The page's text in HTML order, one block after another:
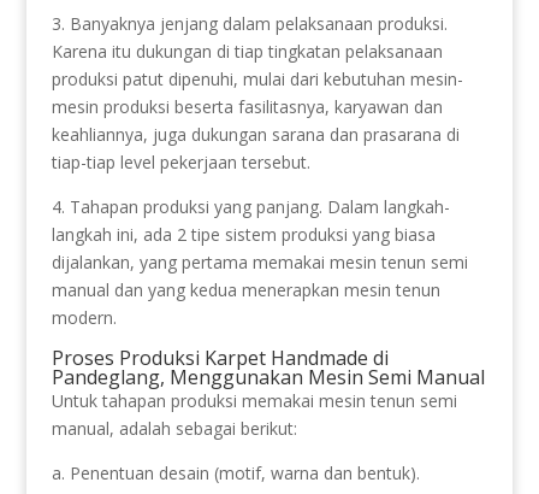
3. Banyaknya jenjang dalam pelaksanaan produksi.
Karena itu dukungan di tiap tingkatan pelaksanaan
produksi patut dipenuhi, mulai dari kebutuhan mesin-
mesin produksi beserta fasilitasnya, karyawan dan
keahliannya, juga dukungan sarana dan prasarana di
tiap-tiap level pekerjaan tersebut.
4. Tahapan produksi yang panjang. Dalam langkah-
langkah ini, ada 2 tipe sistem produksi yang biasa
dijalankan, yang pertama memakai mesin tenun semi
manual dan yang kedua menerapkan mesin tenun
modern.
Proses Produksi Karpet Handmade di
Pandeglang, Menggunakan Mesin Semi Manual
Untuk tahapan produksi memakai mesin tenun semi
manual, adalah sebagai berikut:
a. Penentuan desain (motif, warna dan bentuk).